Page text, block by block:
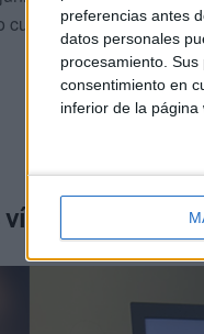
preferencias antes
datos personales
procesamiento.
consentimiento en
inferior de la página
con un Centro